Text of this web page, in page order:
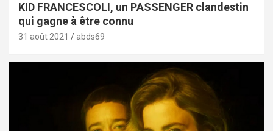
KID FRANCESCOLI, un PASSENGER clandestin
qui gagne à être connu
31 août 2021 abds69